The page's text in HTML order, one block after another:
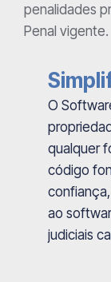
penalidades
Penal vigente.
O
qualquer
código
ao
judiciais